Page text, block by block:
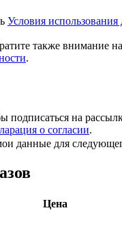
Условия использования
также внимание на
.
подписаться на
о согласии.
данные для
Цена